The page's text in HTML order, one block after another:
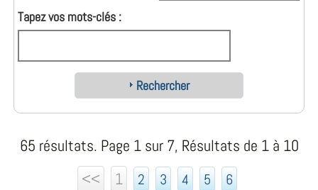
Tapez vos mots-clés :
Rechercher
65 résultats. Page 1 sur 7, Résultats de 1 à 10
<<
1 2 3 4 5 6